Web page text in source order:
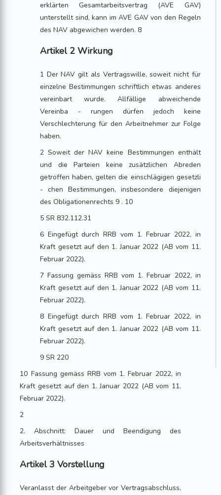
erklärten Gesamtarbeitsvertrag (AVE GAV)
unterstellt sind, kann im AVE GAV von den Regeln
des NAV abgewichen werden. 8
Artikel 2 Wirkung
1 Der NAV gilt als Vertragswille, soweit nicht für
einzelne Bestimmungen schriftlich etwas anderes
vereinbart wurde. Allfällige abweichende
Vereinba - rungen dürfen jedoch keine
Verschlechterung für den Arbeitnehmer zur Folge
haben.
2 Soweit der NAV keine Bestimmungen enthält
und die Parteien keine zusätzlichen Abreden
getroffen haben, gelten die einschlägigen gesetzli
- chen Bestimmungen, insbesondere diejenigen
des Obligationenrechts 9 . 10
5 SR 832.112.31
6 Eingefügt durch RRB vom 1. Februar 2022, in
Kraft gesetzt auf den 1. Januar 2022 (AB vom 11.
Februar 2022).
7 Fassung gemäss RRB vom 1. Februar 2022, in
Kraft gesetzt auf den 1. Januar 2022 (AB vom 11.
Februar 2022).
8 Eingefügt durch RRB vom 1. Februar 2022, in
Kraft gesetzt auf den 1. Januar 2022 (AB vom 11.
Februar 2022).
9 SR 220
10 Fassung gemäss RRB vom 1. Februar 2022, in
Kraft gesetzt auf den 1. Januar 2022 (AB vom 11.
Februar 2022).
2
2. Abschnitt: Dauer und Beendigung des
Arbeitsverhältnisses
Artikel 3 Vorstellung
Veranlasst der Arbeitgeber vor Vertragsabschluss,